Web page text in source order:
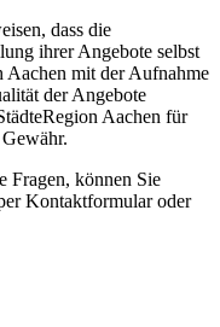
dass die
ihrer Angebote selbst
Aachen mit der Aufnahme
der Angebote
Aachen für
Fragen, können Sie
Kontaktformular oder